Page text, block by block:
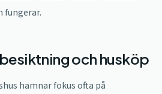
fungerar.
och husköp
hamnar fokus ofta på